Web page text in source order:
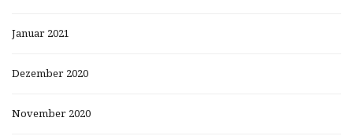
Januar 2021
Dezember 2020
November 2020